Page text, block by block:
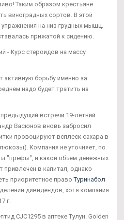
Таким образом крестьяне
виноградных сортов. В этой
на низ грудных мышц.
прижатой к сидению.
- Курс стероидов на массу
активную борьбу именно за
надо будет тратить на
встречи 19-летний
Васюнов вновь забросил
провоцируют всплеск сахара в
Компания не уточняет, по
"префы", и какой объем денежных
привлечен в капитал, однако
приоритетное правоТуринабол
дивидендов, хотя компания
г.
CJC1295 в аптеке Тулун. Golden